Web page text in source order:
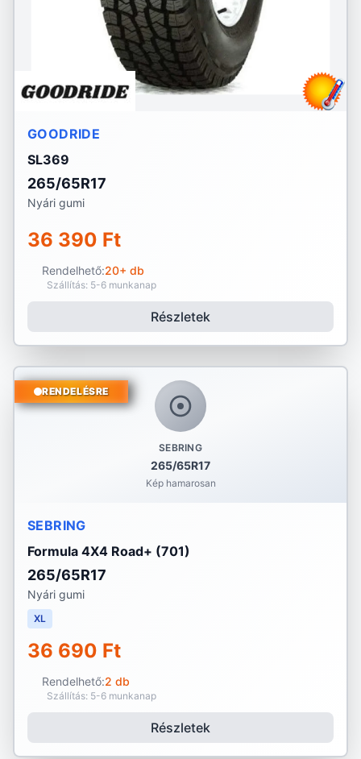
GOODRIDE
SL369
265/65R17
Nyári gumi
36 390 Ft
Rendelhető:20+ db
Szállítás: 5-6 munkanap
Részletek
SEBRING
265/65R17
Kép hamarosan
RENDELÉSRE
SEBRING
Formula 4X4 Road+ (701)
265/65R17
Nyári gumi
XL
36 690 Ft
Rendelhető:2 db
Szállítás: 5-6 munkanap
Részletek